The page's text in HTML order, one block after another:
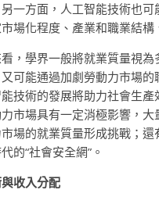
一方面，人工智能技術也
場化程度、產業和職業結
，學界一般將就業質量視
可能通過加劇勞動力市場
技術的發展將助力社會生
市場具有一定消極影響，大
場的就業質量形成挑戰；
的“社會安全網”。
收入分配